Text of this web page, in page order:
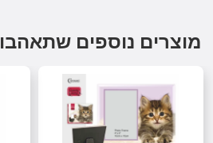
מוצרים נוספים שתאהבו